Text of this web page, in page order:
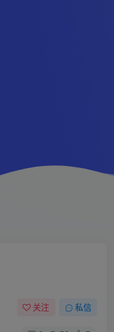
关注 私信